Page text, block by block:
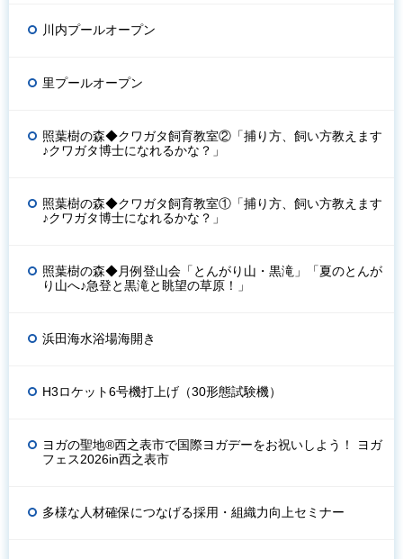
川内プールオープン
里プールオープン
照葉樹の森◆クワガタ飼育教室②「捕り方、飼い方教えます
♪クワガタ博士になれるかな？」
照葉樹の森◆クワガタ飼育教室①「捕り方、飼い方教えます
♪クワガタ博士になれるかな？」
照葉樹の森◆月例登山会「とんがり山・黒滝」「夏のとんが
り山へ♪急登と黒滝と眺望の草原！」
浜田海水浴場海開き
H3ロケット6号機打上げ（30形態試験機）
ヨガの聖地®西之表市で国際ヨガデーをお祝いしよう！ ヨガ
フェス2026in西之表市
多様な人材確保につなげる採用・組織力向上セミナー